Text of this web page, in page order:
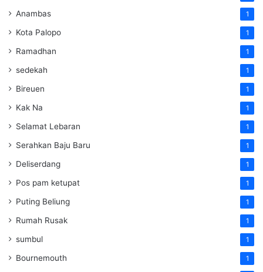
Anambas 1
Kota Palopo 1
Ramadhan 1
sedekah 1
Bireuen 1
Kak Na 1
Selamat Lebaran 1
Serahkan Baju Baru 1
Deliserdang 1
Pos pam ketupat 1
Puting Beliung 1
Rumah Rusak 1
sumbul 1
Bournemouth 1